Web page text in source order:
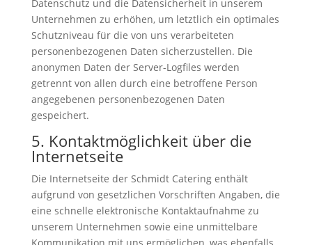
Datenschutz und die Datensicherheit in unserem
Unternehmen zu erhöhen, um letztlich ein optimales
Schutzniveau für die von uns verarbeiteten
personenbezogenen Daten sicherzustellen. Die
anonymen Daten der Server-Logfiles werden
getrennt von allen durch eine betroffene Person
angegebenen personenbezogenen Daten
gespeichert.
5. Kontaktmöglichkeit über die
Internetseite
Die Internetseite der Schmidt Catering enthält
aufgrund von gesetzlichen Vorschriften Angaben, die
eine schnelle elektronische Kontaktaufnahme zu
unserem Unternehmen sowie eine unmittelbare
Kommunikation mit uns ermöglichen, was ebenfalls